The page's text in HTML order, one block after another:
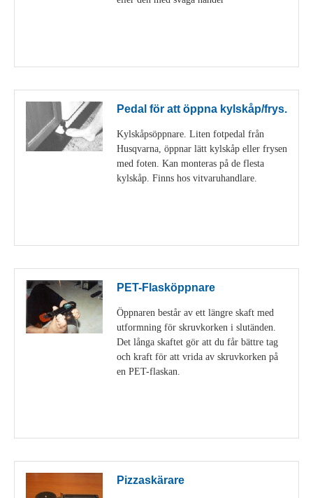
Pedal för att öppna kylskåp/frys.
Kylskåpsöppnare. Liten fotpedal från
Husqvarna, öppnar lätt kylskåp eller frysen
med foten. Kan monteras på de flesta
kylskåp. Finns hos vitvaruhandlare.
PET-Flasköppnare
Öppnaren består av ett längre skaft med
utformning för skruvkorken i slutänden.
Det långa skaftet gör att du får bättre tag
och kraft för att vrida av skruvkorken på
en PET-flaskan.
Pizzaskärare